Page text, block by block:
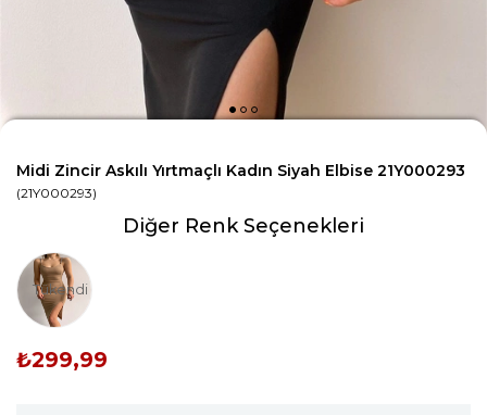
Midi Zincir Askılı Yırtmaçlı Kadın Siyah Elbise 21Y000293
(21Y000293)
Diğer Renk Seçenekleri
Tükendi
₺299,99